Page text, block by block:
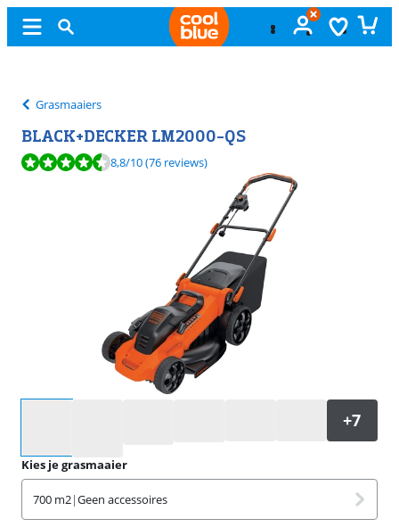
Grasmaaiers
BLACK+DECKER LM2000-QS
Beoordeling is 8,8 van de 10, gebaseerd op 76 reviews.
8,8/10(76 reviews)
Kies je grasmaaier
700 m2|Geen accessoires